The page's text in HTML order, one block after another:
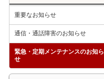
重要なお知らせ
通信・通話障害のお知らせ
緊急・定期メンテナンスのお知ら
せ